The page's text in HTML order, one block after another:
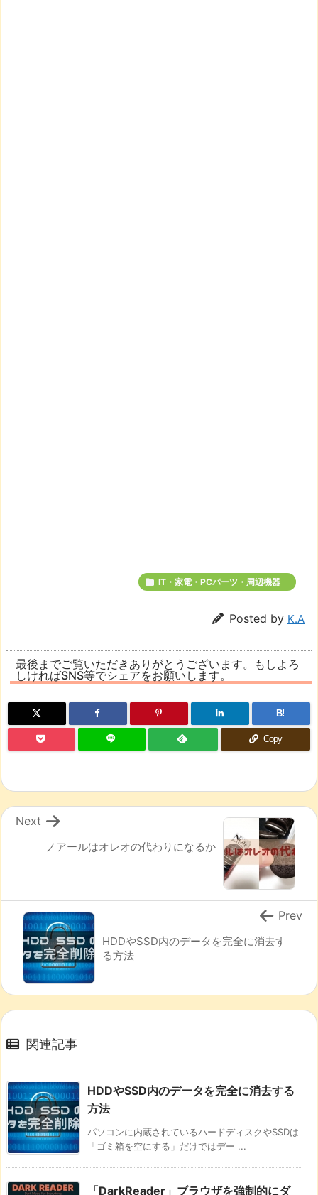
IT・家電・PCパーツ・周辺機器
Posted by K.A
最後までご覧いただきありがとうございます。もしよろ
しければSNS等でシェアをお願いします。
B!
Copy
ノアールはオレオの代わりになるか
Next
HDDやSSD内のデータを完全に消去す
る方法
Prev
関連記事
HDDやSSD内のデータを完全に消去する
方法
パソコンに内蔵されているハードディスクやSSDは
「ゴミ箱を空にする」だけではデー ...
「DarkReader」ブラウザを強制的にダ